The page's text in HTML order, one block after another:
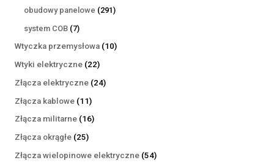
produkty
obudowy panelowe 291291
system COB 77
produktów
Wtyczka przemysłowa 1010
Wtyki elektryczne 2222
produkty
Złącza elektryczne 2424
Złącza kablowe 1111
produktów
Złącza militarne 1616
Złącza okrągłe 2525
produktów
Złącza wielopinowe elektryczne 5454